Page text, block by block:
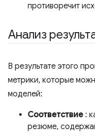
противоречит
Анализ
В результате этого
метрики, которые
моделей:
Соответствие :
резюме,